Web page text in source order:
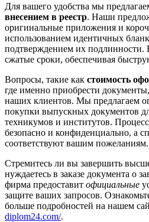
Для вашего удобства мы
внесением в реестр. Наши
оригинальные приложения и
использованием идентичных
подтверждением их подлинности.
сжатые сроки, обеспечивая
Вопросы, такие как стоимость
где именно приобрести
наших клиентов. Мы предлагаем
покупки выпускных документов
техникумов и институтов.
безопасно и конфиденциально, а
соответствуют вашим пожеланиям.
Стремитесь ли вы завершить
нуждаетесь в заказе документа о
фирма предоставит официальные
защите ваших запросов.
больше подробностей на нашем
diplom24.com/.